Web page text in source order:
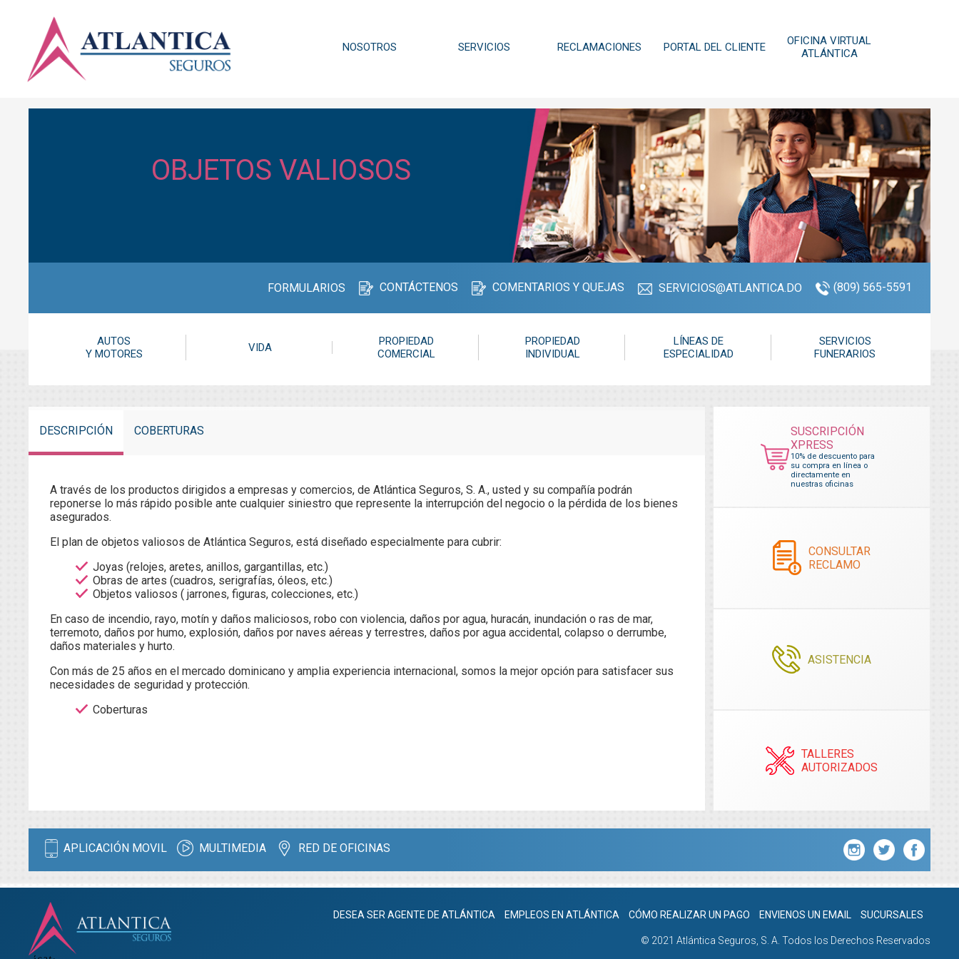
NOSOTROS SERVICIOS RECLAMACIONES PORTAL DEL CLIENTE
OFICINA VIRTUAL
ATLÁNTICA
OBJETOS VALIOSOS
FORMULARIOS CONTÁCTENOS COMENTARIOS Y QUEJAS SERVICIOS@ATLANTICA.DO (809) 565-5591
AUTOS
Y MOTORES
VIDA
PROPIEDAD
COMERCIAL
PROPIEDAD
INDIVIDUAL
LÍNEAS DE
ESPECIALIDAD
SERVICIOS
FUNERARIOS
DESCRIPCIÓN COBERTURAS
A través de los productos dirigidos a empresas y comercios, de Atlántica Seguros, S. A., usted y su compañía podrán
reponerse lo más rápido posible ante cualquier siniestro que represente la interrupción del negocio o la pérdida de los bienes
asegurados.
El plan de objetos valiosos de Atlántica Seguros, está diseñado especialmente para cubrir:
Joyas (relojes, aretes, anillos, gargantillas, etc.)
Obras de artes (cuadros, serigrafías, óleos, etc.)
Objetos valiosos ( jarrones, figuras, colecciones, etc.)
En caso de incendio, rayo, motín y daños maliciosos, robo con violencia, daños por agua, huracán, inundación o ras de mar,
terremoto, daños por humo, explosión, daños por naves aéreas y terrestres, daños por agua accidental, colapso o derrumbe,
daños materiales y hurto.
Con más de 25 años en el mercado dominicano y amplia experiencia internacional, somos la mejor opción para satisfacer sus
necesidades de seguridad y protección.
Coberturas
SUSCRIPCIÓN
XPRESS
10% de descuento para
su compra en línea o
directamente en
nuestras oficinas
CONSULTAR
RECLAMO
ASISTENCIA
TALLERES
AUTORIZADOS
APLICACIÓN MOVIL MULTIMEDIA RED DE OFICINAS
DESEA SER AGENTE DE ATLÁNTICA EMPLEOS EN ATLÁNTICA CÓMO REALIZAR UN PAGO ENVIENOS UN EMAIL SUCURSALES
© 2021 Atlántica Seguros, S. A. Todos los Derechos Reservados